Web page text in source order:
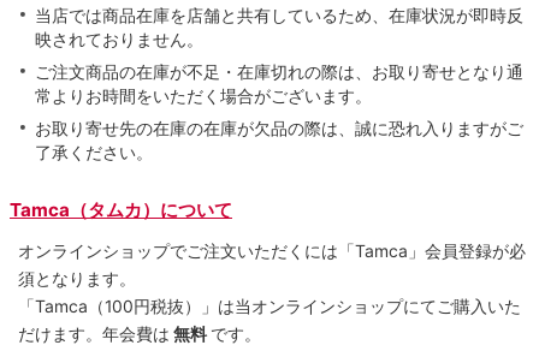
当店では商品在庫を店舗と共有しているため、在庫状況が即時反
映されておりません。
ご注文商品の在庫が不足・在庫切れの際は、お取り寄せとなり通
常よりお時間をいただく場合がございます。
お取り寄せ先の在庫の在庫が欠品の際は、誠に恐れ入りますがご
了承ください。
Tamca（タムカ）について
オンラインショップでご注⽂いただくには「Tamca」会員登録が必
須となります。
「Tamca （100円税抜）
」は当オンラインショップにてご購⼊いた
だけます。 年会費は 無料 です。